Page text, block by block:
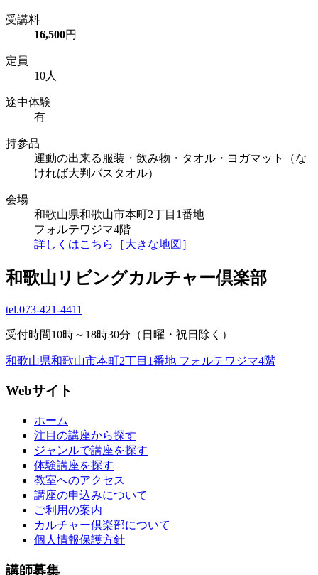
受講料
16,500円
定員
10人
途中体験
有
持参品
運動の出来る服装・飲み物・タオル・ヨガマット（な
ければ大判バスタオル）
会場
和歌山県和歌山市本町2丁目1番地
フォルテワジマ4階
詳しくはこちら［大きな地図］
和歌山リビングカルチャー倶楽部
tel.073-421-4411
受付時間10時～18時30分（日曜・祝日除く）
和歌山県和歌山市本町2丁目1番地 フォルテワジマ4階
Webサイト
ホーム
注目の講座から探す
ジャンルで講座を探す
体験講座を探す
教室へのアクセス
講座の申込みについて
ご利用の案内
カルチャー倶楽部について
個人情報保護方針
講師募集